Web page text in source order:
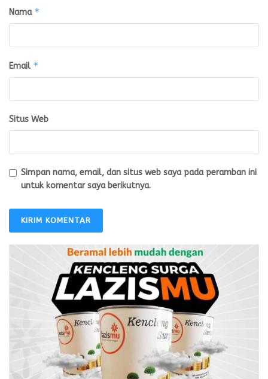
Nama *
Email *
Situs Web
Simpan nama, email, dan situs web saya pada peramban ini
untuk komentar saya berikutnya.